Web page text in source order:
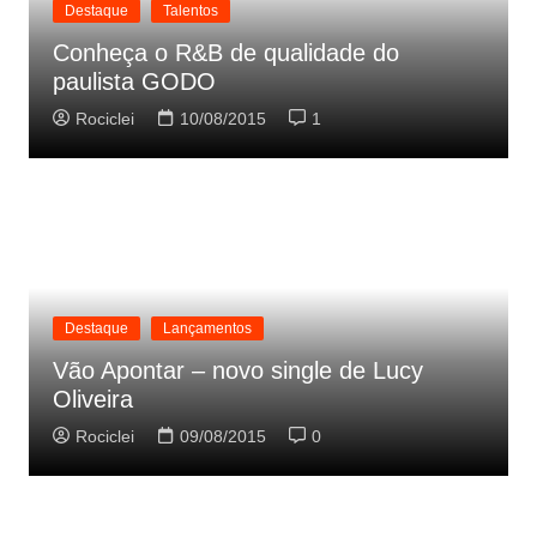
Destaque Talentos
Conheça o R&B de qualidade do
paulista GODO
Rociclei 10/08/2015 1
Destaque Lançamentos
Vão Apontar – novo single de Lucy
Oliveira
Rociclei 09/08/2015 0